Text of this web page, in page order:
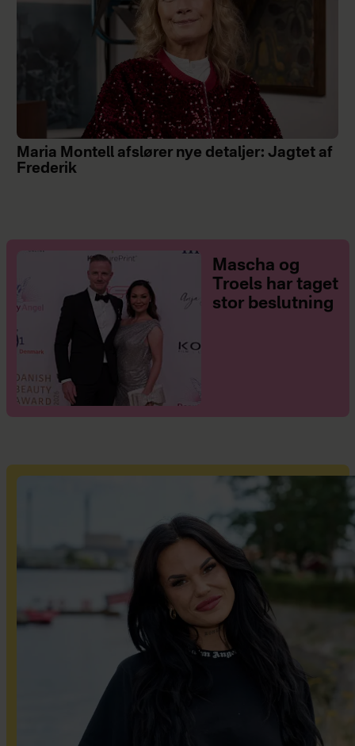
Maria Montell afslører nye detaljer: Jagtet af
Frederik
Mascha og
Troels har taget
stor beslutning